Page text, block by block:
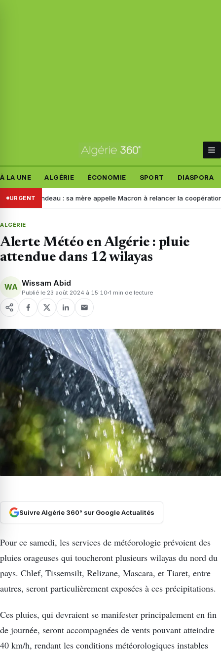
À LA UNE ALGÉRIE ÉCONOMIE SPORT DIASPORA
URGENT
Relandeau : sa mère appelle Macron à relancer la coopération avec
ALGÉRIE
Alerte Météo en Algérie : pluie
attendue dans 12 wilayas
WA Wissam Abid
Publié le 23 août 2024 à 15:10 1 min de lecture
Suivre Algérie 360° sur Google Actualités
Pour ce samedi, les services de météorologie prévoient des
pluies orageuses qui toucheront plusieurs wilayas du nord du
pays. Chlef, Tissemsilt, Relizane, Mascara, et Tiaret, entre
autres, seront particulièrement exposées à ces précipitations.
Ces pluies, qui devraient se manifester principalement en fin
de journée, seront accompagnées de vents pouvant atteindre
40 km/h, rendant les conditions météorologiques instables